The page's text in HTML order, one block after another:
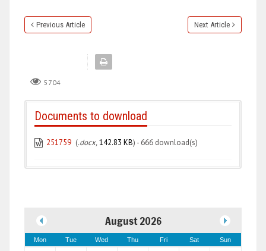
Previous Article Next Article
5704
Documents to download
251759 (.docx,142.83 KB) - 666 download(s)
August 2026
Mon Tue Wed Thu Fri Sat Sun